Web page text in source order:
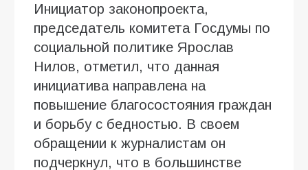
Инициатор законопроекта,
председатель комитета Госдумы по
социальной политике Ярослав
Нилов, отметил, что данная
инициатива направлена на
повышение благосостояния граждан
и борьбу с бедностью. В своем
обращении к журналистам он
подчеркнул, что в большинстве